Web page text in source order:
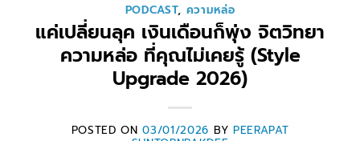
PODCAST, ความหล่อ
แค่เปลี่ยนลุค เงินเดือนก็พุ่ง จิตวิทยา
ความหล่อ ที่คุณไม่เคยรู้ (Style
Upgrade 2026)
POSTED ON03/01/2026 BY PEERAPAT